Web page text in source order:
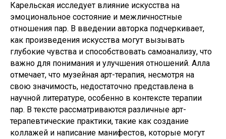
Карельская исследует влияние искусства на
эмоциональное состояние и межличностные
отношения пар. В введении авторка подчеркивает,
как произведения искусства могут вызывать
глубокие чувства и способствовать самоанализу, что
важно для понимания и улучшения отношений. Алла
отмечает, что музейная арт-терапия, несмотря на
свою значимость, недостаточно представлена в
научной литературе, особенно в контексте терапии
пар. В тексте рассматриваются различные арт-
терапевтические практики, такие как создание
коллажей и написание манифестов, которые могут